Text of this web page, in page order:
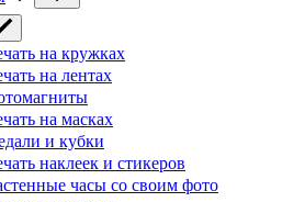
на кружках
на лентах
на масках
и кубки
наклеек и стикеров
часы со своим фото